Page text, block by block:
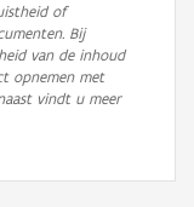
of
Bij
van de inhoud
opnemen met
vindt u meer